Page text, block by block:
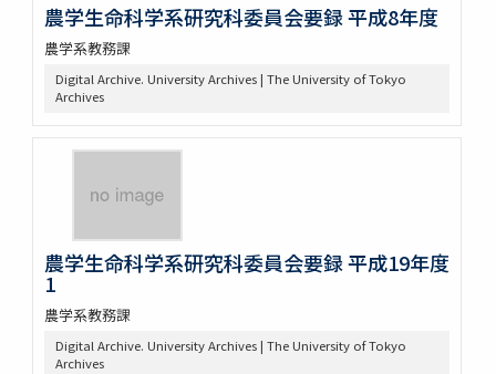
農学生命科学系研究科委員会要録 平成8年度
農学系教務課
Digital Archive. University Archives | The University of Tokyo
Archives
農学生命科学系研究科委員会要録 平成19年度
1
農学系教務課
Digital Archive. University Archives | The University of Tokyo
Archives